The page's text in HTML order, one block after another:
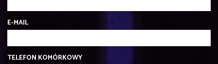
E-MAIL
TELEFON KOMÓRKOWY